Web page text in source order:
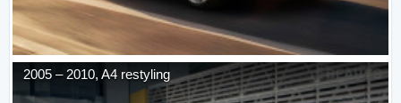
2005 – 2010, A4 restyling